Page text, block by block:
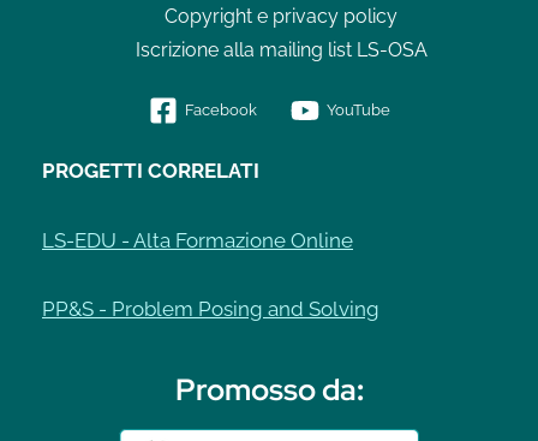
Copyright e privacy policy
Iscrizione alla mailing list LS-OSA
Facebook YouTube
PROGETTI CORRELATI
LS-EDU - Alta Formazione Online
PP&S - Problem Posing and Solving
Promosso da: